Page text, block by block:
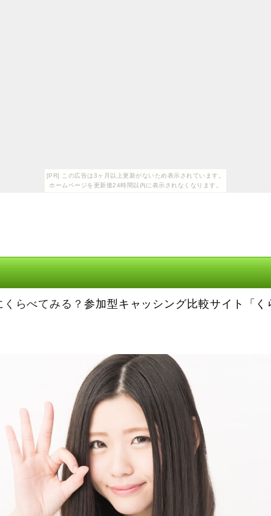
[PR] この広告は3ヶ月以上更新がないため表示されています。
ホームページを更新後24時間以内に表示されなくなります。
らべてみる？ 参加型キャッシング比較サイト「く